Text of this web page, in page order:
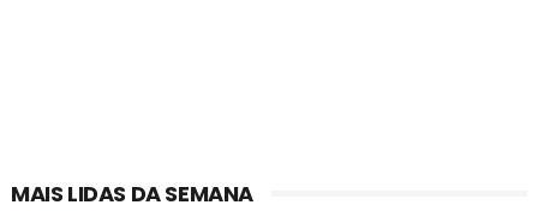
MAIS LIDAS DA SEMANA